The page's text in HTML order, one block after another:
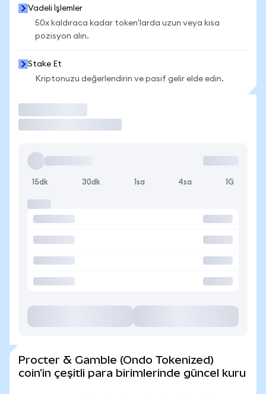
Vadeli İşlemler
50x kaldıraca kadar token'larda uzun veya kısa
pozisyon alın.
Stake Et
Kriptonuzu değerlendirin ve pasif gelir elde edin.
15dk 30dk 1sa 4sa 1G
Procter & Gamble (Ondo Tokenized)
coin'in çeşitli para birimlerinde güncel kuru